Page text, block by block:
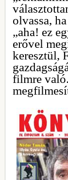
olvassa,
„aha! ez
erővel
keresztül,
filmre